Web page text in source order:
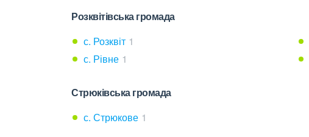
Розквітівська громада
с. Розквіт 1
с. Рівне 1
Стрюківська громада
с. Стрюкове 1